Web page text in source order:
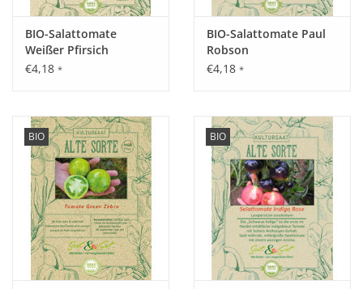
BIO-Salattomate
Weißer Pfirsich
€4,18 *
BIO-Salattomate Paul
Robson
€4,18 *
BIO BIO